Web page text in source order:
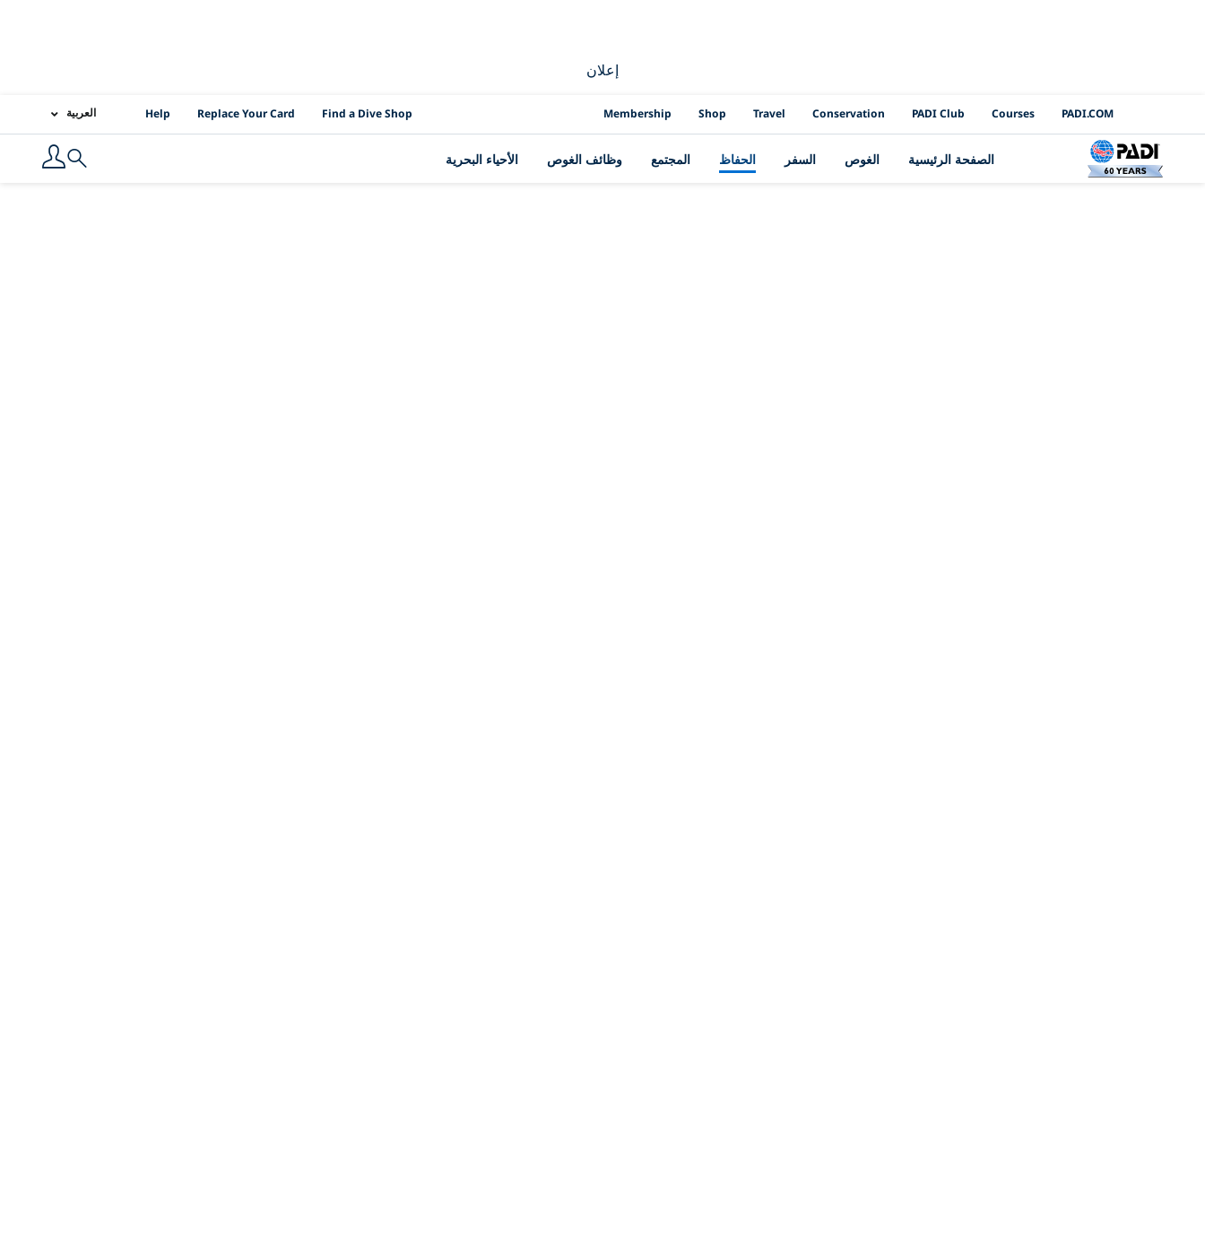
إعلان
PADI Channels
PADI.COM
Courses
PADI Club
Conservation
Travel
Shop
Membership
PADI Location Links Find a Dive Shop
Replace Your Card
Help العربية
الصفحة الرئيسية الغوص السفر الحفاظ المجتمع وظائف الغوص الأحياء البحرية Search